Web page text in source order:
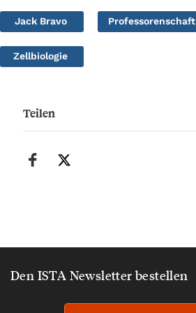
Jack Bravo Professorenschaft
Zellbiologie
Teilen
Den ISTA Newsletter bestellen